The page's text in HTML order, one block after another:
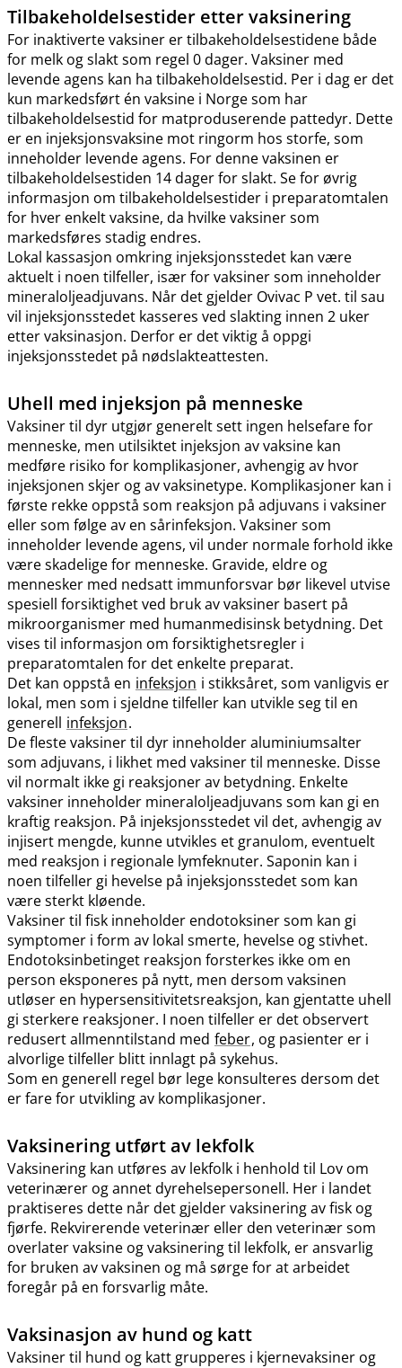
Tilbakeholdelsestider etter vaksinering
For inaktiverte vaksiner er tilbakeholdelsestidene både
for melk og slakt som regel 0 dager. Vaksiner med
levende agens kan ha tilbakeholdelsestid. Per i dag er det
kun markedsført én vaksine i Norge som har
tilbakeholdelsestid for matproduserende pattedyr. Dette
er en injeksjonsvaksine mot ringorm hos storfe, som
inneholder levende agens. For denne vaksinen er
tilbakeholdelsestiden 14 dager for slakt. Se for øvrig
informasjon om tilbakeholdelsestider i preparatomtalen
for hver enkelt vaksine, da hvilke vaksiner som
markedsføres stadig endres.
Lokal kassasjon omkring injeksjonsstedet kan være
aktuelt i noen tilfeller, især for vaksiner som inneholder
mineraloljeadjuvans. Når det gjelder Ovivac P vet. til sau
vil injeksjonsstedet kasseres ved slakting innen 2 uker
etter vaksinasjon. Derfor er det viktig å oppgi
injeksjonsstedet på nødslakteattesten.
Uhell med injeksjon på menneske
Vaksiner til dyr utgjør generelt sett ingen helsefare for
menneske, men utilsiktet injeksjon av vaksine kan
medføre risiko for komplikasjoner, avhengig av hvor
injeksjonen skjer og av vaksinetype. Komplikasjoner kan i
første rekke oppstå som reaksjon på adjuvans i vaksiner
eller som følge av en sårinfeksjon. Vaksiner som
inneholder levende agens, vil under normale forhold ikke
være skadelige for menneske. Gravide, eldre og
mennesker med nedsatt immunforsvar bør likevel utvise
spesiell forsiktighet ved bruk av vaksiner basert på
mikroorganismer med humanmedisinsk betydning. Det
vises til informasjon om forsiktighetsregler i
preparatomtalen for det enkelte preparat.
Det kan oppstå en infeksjon i stikksåret, som vanligvis er
lokal, men som i sjeldne tilfeller kan utvikle seg til en
generell infeksjon.
De fleste vaksiner til dyr inneholder aluminiumsalter
som adjuvans, i likhet med vaksiner til menneske. Disse
vil normalt ikke gi reaksjoner av betydning. Enkelte
vaksiner inneholder mineraloljeadjuvans som kan gi en
kraftig reaksjon. På injeksjonsstedet vil det, avhengig av
injisert mengde, kunne utvikles et granulom, eventuelt
med reaksjon i regionale lymfeknuter. Saponin kan i
noen tilfeller gi hevelse på injeksjonsstedet som kan
være sterkt kløende.
Vaksiner til fisk inneholder endotoksiner som kan gi
symptomer i form av lokal smerte, hevelse og stivhet.
Endotoksinbetinget reaksjon forsterkes ikke om en
person eksponeres på nytt, men dersom vaksinen
utløser en hypersensitivitetsreaksjon, kan gjentatte uhell
gi sterkere reaksjoner. I noen tilfeller er det observert
redusert allmenntilstand med feber, og pasienter er i
alvorlige tilfeller blitt innlagt på sykehus.
Som en generell regel bør lege konsulteres dersom det
er fare for utvikling av komplikasjoner.
Vaksinering utført av lekfolk
Vaksinering kan utføres av lekfolk i henhold til Lov om
veterinærer og annet dyrehelsepersonell. Her i landet
praktiseres dette når det gjelder vaksinering av fisk og
fjørfe. Rekvirerende veterinær eller den veterinær som
overlater vaksine og vaksinering til lekfolk, er ansvarlig
for bruken av vaksinen og må sørge for at arbeidet
foregår på en forsvarlig måte.
Vaksinasjon av hund og katt
Vaksiner til hund og katt grupperes i kjernevaksiner og